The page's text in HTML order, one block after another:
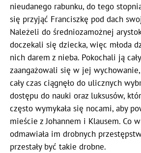
nieudanego rabunku, do tego
się przyjąć Franciszkę pod dach
Należeli do średniozamożnej
doczekali się dziecka, więc młoda
nich darem z nieba. Pokochali ją
zaangażowali się w jej
cały czas ciągnęło do ulicznych
dostępu do nauki oraz luksusów,
często wymykała się nocami, aby
mieście z Johannem i Klausem. Co
odmawiała im drobnych
przestały być takie drobne.